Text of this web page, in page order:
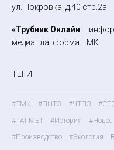
ул. Покровка, д.40 стр.2а
«Трубник Онлайн –
медиаплатформа ТМК
ТЕГИ
#ТМК #ПНТЗ #ЧТПЗ
#ТАГМЕТ
#История
#Производство
#Экология